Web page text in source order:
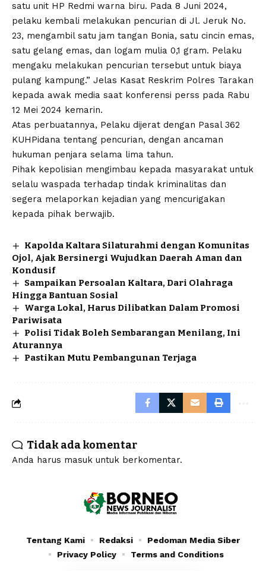
satu unit HP Redmi warna biru. Pada 8 Juni 2024,
pelaku kembali melakukan pencurian di Jl. Jeruk No.
23, mengambil satu jam tangan Bonia, satu cincin emas,
satu gelang emas, dan logam mulia 0,1 gram. Pelaku
mengaku melakukan pencurian tersebut untuk biaya
pulang kampung.” Jelas Kasat Reskrim Polres Tarakan
kepada awak media saat konferensi perss pada Rabu
12 Mei 2024 kemarin.
Atas perbuatannya, Pelaku dijerat dengan Pasal 362
KUHPidana tentang pencurian, dengan ancaman
hukuman penjara selama lima tahun.
Pihak kepolisian mengimbau kepada masyarakat untuk
selalu waspada terhadap tindak kriminalitas dan
segera melaporkan kejadian yang mencurigakan
kepada pihak berwajib.
Kapolda Kaltara Silaturahmi dengan Komunitas
Ojol, Ajak Bersinergi Wujudkan Daerah Aman dan
Kondusif
Sampaikan Persoalan Kaltara, Dari Olahraga
Hingga Bantuan Sosial
Warga Lokal, Harus Dilibatkan Dalam Promosi
Pariwisata
Polisi Tidak Boleh Sembarangan Menilang, Ini
Aturannya
Pastikan Mutu Pembangunan Terjaga
Tidak ada komentar
Anda harus masuk untuk berkomentar.
Tentang Kami Redaksi
Pedoman Media Siber
Privacy Policy
Terms and Conditions